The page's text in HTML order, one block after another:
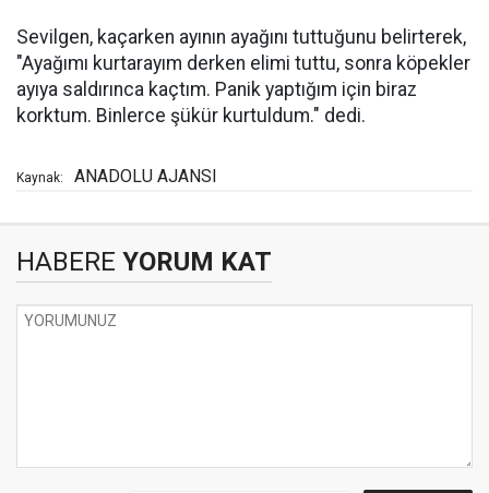
Sevilgen, kaçarken ayının ayağını tuttuğunu belirterek,
"Ayağımı kurtarayım derken elimi tuttu, sonra köpekler
ayıya saldırınca kaçtım. Panik yaptığım için biraz
korktum. Binlerce şükür kurtuldum." dedi.
Kaynak: ANADOLU AJANSI
HABERE YORUM KAT